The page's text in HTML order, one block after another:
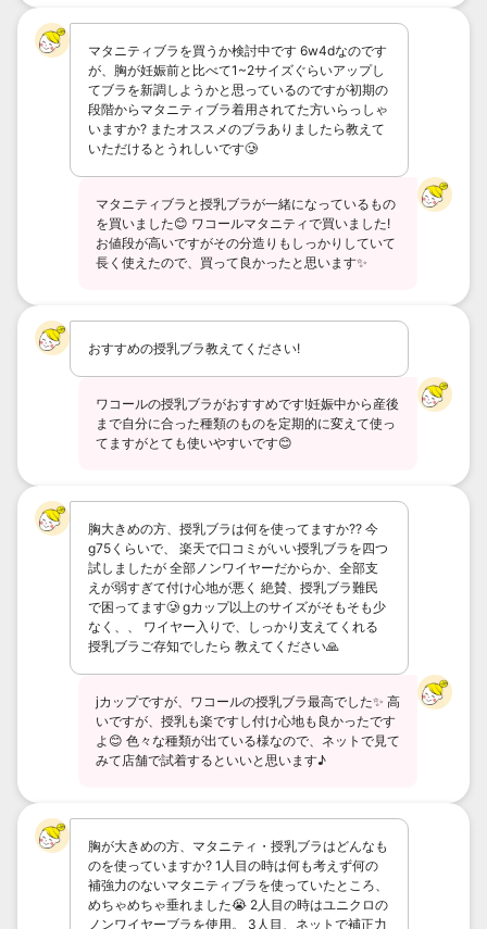
マタニティブラを買うか検討中です 6w4dなのです
が、胸が妊娠前と比べて1~2サイズぐらいアップし
てブラを新調しようかと思っているのですが初期の
段階からマタニティブラ着用されてた方いらっしゃ
いますか? またオススメのブラありましたら教えて
いただけるとうれしいです🥲
マタニティブラと授乳ブラが一緒になっているもの
を買いました😊 ワコールマタニティで買いました!
お値段が高いですがその分造りもしっかりしていて
長く使えたので、買って良かったと思います✨
おすすめの授乳ブラ教えてください!
ワコールの授乳ブラがおすすめです!妊娠中から産後
まで自分に合った種類のものを定期的に変えて使っ
てますがとても使いやすいです😊
胸大きめの方、授乳ブラは何を使ってますか?? 今
g75くらいで、 楽天で口コミがいい授乳ブラを四つ
試しましたが 全部ノンワイヤーだからか、全部支
えが弱すぎて付け心地が悪く 絶賛、授乳ブラ難民
で困ってます🥲 gカップ以上のサイズがそもそも少
なく、、 ワイヤー入りで、しっかり支えてくれる
授乳ブラご存知でしたら 教えてください🙏
jカップですが、ワコールの授乳ブラ最高でした✨ 高
いですが、授乳も楽ですし付け心地も良かったです
よ😊 色々な種類が出ている様なので、ネットで見て
みて店舗で試着するといいと思います♪
胸が大きめの方、マタニティ・授乳ブラはどんなも
のを使っていますか? 1人目の時は何も考えず何の
補強力のないマタニティブラを使っていたところ、
めちゃめちゃ垂れました😭 2人目の時はユニクロの
ノンワイヤーブラを使用。 3人目、ネットで補正力